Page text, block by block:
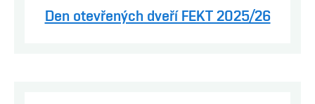
Den otevřených dveří FEKT 2025/26